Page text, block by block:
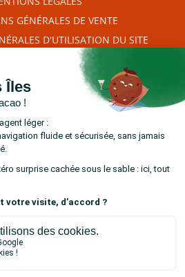
GÉNÉRALES DE VENTE
D'UTILISATION DU SITE
NOUS SUR
des Avis Garantis,